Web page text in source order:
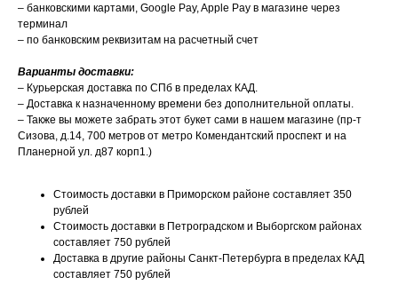
– банковскими картами, Google Pay, Apple Pay в магазине через
терминал
– по банковским реквизитам на расчетный счет
Варианты доставки:
– Курьерская доставка по СПб в пределах КАД.
– Доставка к назначенному времени без дополнительной оплаты.
– Также вы можете забрать этот букет сами в нашем магазине (пр-т
Сизова, д.14, 700 метров от метро Комендантский проспект и на
Планерной ул. д87 корп1.)
Стоимость доставки в Приморском районе составляет 350
рублей
Стоимость доставки в Петроградском и Выборгском районах
составляет 750 рублей
Доставка в другие районы Санкт-Петербурга в пределах КАД
составляет 750 рублей